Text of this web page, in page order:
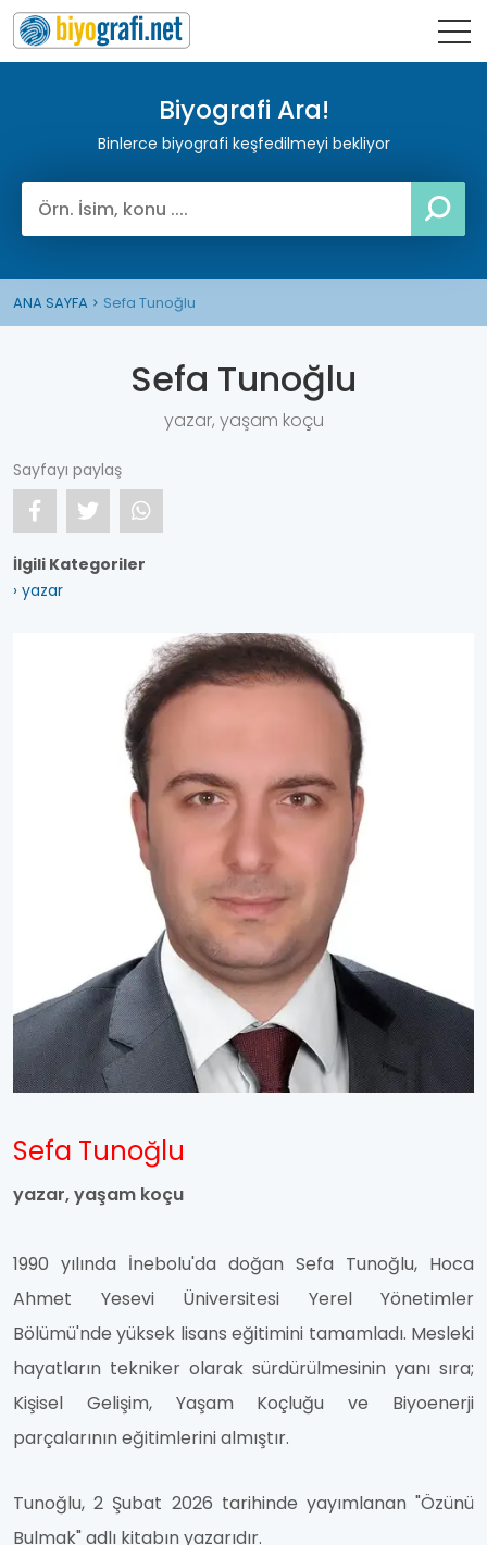
Biyografi Ara!
Binlerce biyografi keşfedilmeyi bekliyor
ANA SAYFA Sefa Tunoğlu
Sefa Tunoğlu
yazar, yaşam koçu
Sayfayı paylaş
İlgili Kategoriler
› yazar
Sefa Tunoğlu
yazar, yaşam koçu
1990 yılında İnebolu'da doğan Sefa Tunoğlu, Hoca
Ahmet Yesevi Üniversitesi Yerel Yönetimler
Bölümü'nde yüksek lisans eğitimini tamamladı. Mesleki
hayatların tekniker olarak sürdürülmesinin yanı sıra;
Kişisel Gelişim, Yaşam Koçluğu ve Biyoenerji
parçalarının eğitimlerini almıştır.
Tunoğlu, 2 Şubat 2026 tarihinde yayımlanan "Özünü
Bulmak" adlı kitabın yazarıdır.